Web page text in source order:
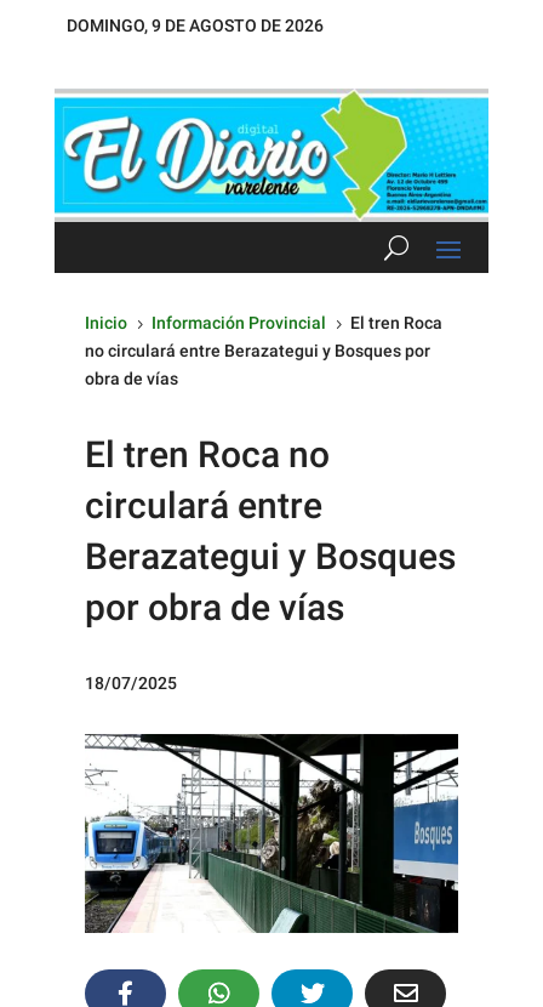
DOMINGO, 9 DE AGOSTO DE 2026
Inicio 5 Información Provincial 5 El tren Roca
no circulará entre Berazategui y Bosques por
obra de vías
El tren Roca no
circulará entre
Berazategui y Bosques
por obra de vías
18/07/2025